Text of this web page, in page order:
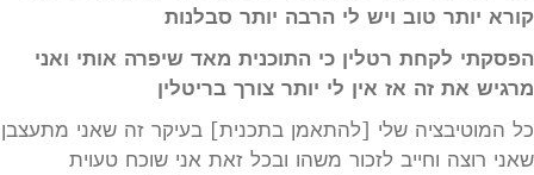
קורא יותר טוב ויש לי הרבה יותר סבלנות
הפסקתי לקחת רטלין כי התוכנית מאד שיפרה אותי ואני
מרגיש את זה אז אין לי יותר צורך בריטלין
כל המוטיבציה שלי [להתאמן בתכנית] בעיקר זה שאני מתעצבן
שאני רוצה וחייב לזכור משהו ובכל זאת אני שוכח טעוית